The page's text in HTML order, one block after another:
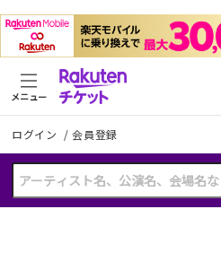
ログイン /会員登録
メニュー